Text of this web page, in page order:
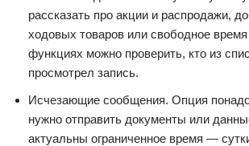
рассказать про акции и распродажи,
ходовых товаров или свободное
функциях можно проверить, кто из
просмотрел запись.
Исчезающие сообщения. Опция
нужно отправить документы или
актуальны ограниченное время —